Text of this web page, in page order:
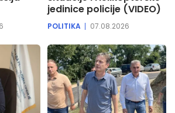
jedinice policije (VIDEO)
POLITIKA 07.08.2026